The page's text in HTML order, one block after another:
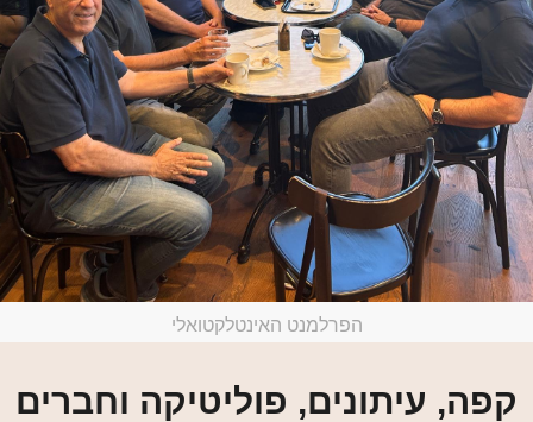
הפרלמנט האינטלקטואלי
קפה, עיתונים, פוליטיקה וחברים